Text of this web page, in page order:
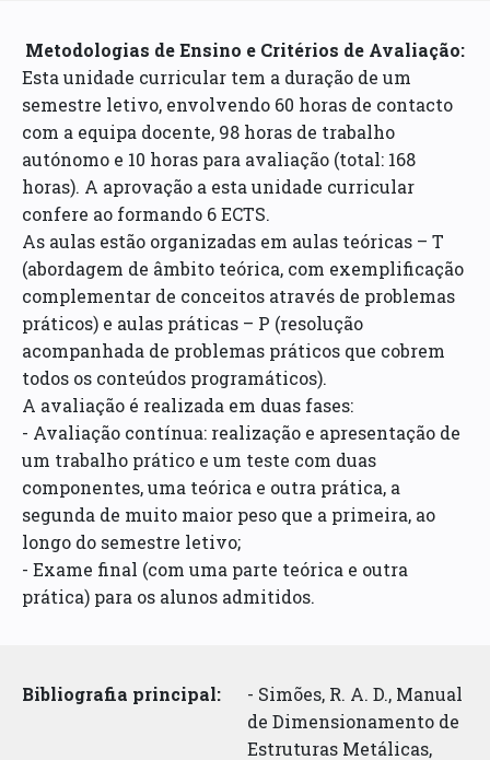
Metodologias de Ensino e Critérios de Avaliação:
Esta unidade curricular tem a duração de um
semestre letivo, envolvendo 60 horas de contacto
com a equipa docente, 98 horas de trabalho
autónomo e 10 horas para avaliação (total: 168
horas). A aprovação a esta unidade curricular
confere ao formando 6 ECTS.
As aulas estão organizadas em aulas teóricas – T
(abordagem de âmbito teórica, com exemplificação
complementar de conceitos através de problemas
práticos) e aulas práticas – P (resolução
acompanhada de problemas práticos que cobrem
todos os conteúdos programáticos).
A avaliação é realizada em duas fases:
- Avaliação contínua: realização e apresentação de
um trabalho prático e um teste com duas
componentes, uma teórica e outra prática, a
segunda de muito maior peso que a primeira, ao
longo do semestre letivo;
- Exame final (com uma parte teórica e outra
prática) para os alunos admitidos.
Bibliografia principal:
- Simões, R. A. D., Manual
de Dimensionamento de
Estruturas Metálicas,